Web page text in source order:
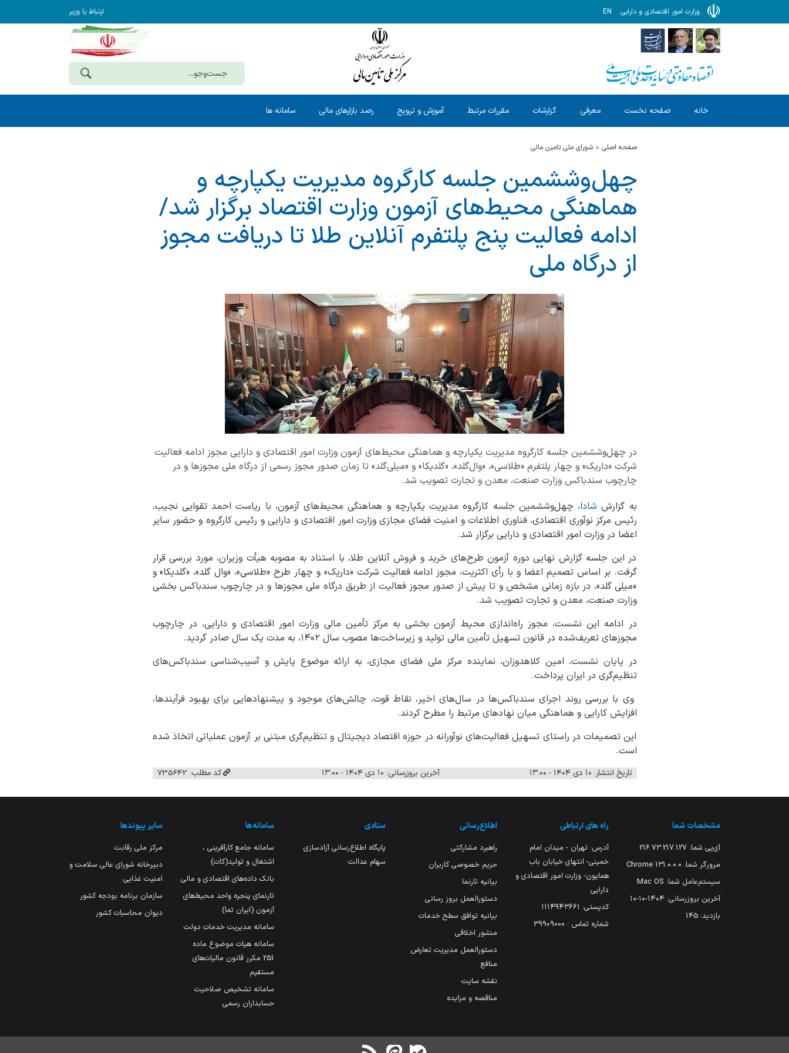
وزارت امور اقتصادی و دارایی EN ارتباط با وزیر
خانه صفحه نخست معرفی گزارشات مقررات مرتبط آموزش و ترویج رصد بازارهای مالی سامانه ها
صفحه اصلی شورای ملی تامین مالی
چهل‌وششمین جلسه کارگروه مدیریت یکپارچه و
هماهنگی محیط‌های آزمون وزارت اقتصاد برگزار شد/
ادامه فعالیت پنج پلتفرم آنلاین طلا تا دریافت مجوز
از درگاه ملی
در چهل‌وششمین جلسه کارگروه مدیریت یکپارچه و هماهنگی محیط‌های آزمون وزارت امور اقتصادی و دارایی مجوز ادامه فعالیت
شرکت «داریک» و چهار پلتفرم «طلاسی»، «وال‌گلد»، «گلدیکا» و «میلی‌گلد» تا زمان صدور مجوز رسمی از درگاه ملی مجوزها و در
چارچوب سندباکس وزارت صنعت، معدن و تجارت تصویب شد.
به گزارش شادا، چهل‌وششمین جلسه کارگروه مدیریت یکپارچه و هماهنگی محیط‌های آزمون، با ریاست احمد تقوایی نجیب،
رئیس مرکز نوآوری اقتصادی، فناوری اطلاعات و امنیت فضای مجازی وزارت امور اقتصادی و دارایی و رئیس کارگروه و حضور سایر
اعضا در وزارت امور اقتصادی و دارایی برگزار شد.
در این جلسه گزارش نهایی دوره آزمون طرح‌های خرید و فروش آنلاین طلا، با استناد به مصوبه هیأت وزیران، مورد بررسی قرار
گرفت. بر اساس تصمیم اعضا و با رأی اکثریت، مجوز ادامه فعالیت شرکت «داریک» و چهار طرح «طلاسی»، «وال گلد»، «گلدیکا» و
«میلی گلد»، در بازه زمانی مشخص و تا پیش از صدور مجوز فعالیت از طریق درگاه ملی مجوزها و در چارچوب سندباکس بخشی
وزارت صنعت، معدن و تجارت تصویب شد.
در ادامه این نشست، مجوز راه‌اندازی محیط آزمون بخشی به مرکز تأمین مالی وزارت امور اقتصادی و دارایی، در چارچوب
مجوزهای تعریف‌شده در قانون تسهیل تأمین مالی تولید و زیرساخت‌ها مصوب سال ۱۴۰۲، به مدت یک سال صادر گردید.
در پایان نشست، امین کلاهدوزان، نماینده مرکز ملی فضای مجازی، به ارائه موضوع پایش و آسیب‌شناسی سندباکس‌های
تنظیم‌گری در ایران پرداخت.
وی با بررسی روند اجرای سندباکس‌ها در سال‌های اخیر، نقاط قوت، چالش‌های موجود و پیشنهادهایی برای بهبود فرآیندها،
افزایش کارایی و هماهنگی میان نهادهای مرتبط را مطرح کردند.
این تصمیمات در راستای تسهیل فعالیت‌های نوآورانه در حوزه اقتصاد دیجیتال و تنظیم‌گری مبتنی بر آزمون عملیاتی اتخاذ شده
است.
تاریخ انتشار: ۱۰ دی ۱۴۰۴ - ۱۳:۰۰ آخرین بروزرسانی: ۱۰ دی ۱۴۰۴ - ۱۳:۰۰ کد مطلب: 735642
مشخصات شما
آی‌پی شما: 216.73.217.127
مرورگر شما: 131.0.0.0 Chrome
سیستم‌عامل شما: Mac OS
آخرین بروزرسانی: ۱۴۰۴-۱۰-۱۰
بازدید: 145
راه های ارتباطی
آدرس: تهران - میدان امام
خمینی- انتهای خیابان باب
همایون- وزارت امور اقتصادی و
دارایی
کدپستی: ۱۱۱۴۹۴۳۶۶۱
شماره تماس : 39909000
اطلاع‌رسانی
راهبرد مشارکتی
حریم خصوصی کاربران
بیانیه تارنما
دستورالعمل بروز رسانی
بیانیه توافق سطح خدمات
منشور اخلاقی
دستورالعمل مدیریت تعارض
منافع
نقشه سایت
مناقصه و مزایده
ستادی
پایگاه اطلاع‌رسانی آزادسازی
سهام عدالت
سامانه‌ها
سامانه جامع کارآفرینی ،
اشتغال و تولید(کات)
بانک داده‌های اقتصادی و مالی
تارنمای پنجره واحد محیط‌های
آزمون (ایران تما)
سامانه مدیریت خدمات دولت
سامانه هیات موضوع ماده
251 مکرر قانون مالیات‌های
مستقیم
سامانه تشخیص صلاحیت
حسابداران رسمی
سایر پیوندها
مرکز ملی رقابت
دبیرخانه شورای عالی سلامت و
امنیت غذایی
سازمان برنامه بودجه کشور
دیوان محاسبات کشور